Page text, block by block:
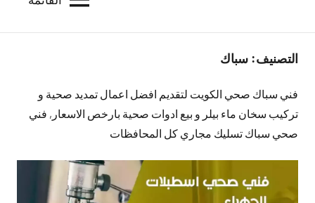
الكويت
للاعلانات
بالكويت
التصنيف: سباك
فني سباك صحي الكويت لتقديم افضل اعمال تمديد صحية و
تركيب سخان ماء بيلر و بيع ادوات صحية بارخص الاسعار, فني
صحي سباك تسليك مجاري كل المحافظات